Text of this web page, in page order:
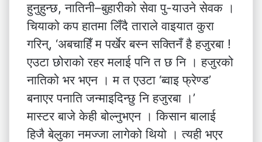
हुनुहुन्छ, नातिनी–बुहारीको सेवा पु-याउने सेवक ।
चियाको कप हातमा लिँदै ताराले वाइयात कुरा
गरिन्, ‘अबचाहिँ म पर्खेर बस्न सक्तिनँ है हजुरबा !
एउटा छोराको रहर मलाई पनि त छ नि । हजुरको
नातिको भर भएन । म त एउटा ‘ब्वाइ फ्रेण्ड’
बनाएर पनाति जन्माइदिन्छु नि हजुरबा ।’
मास्टर बाजे केही बोल्नुभएन । किसान बालाई
हिजै बेलुका नमज्जा लागेको थियो । त्यही भएर